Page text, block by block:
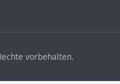
vorbehalten.